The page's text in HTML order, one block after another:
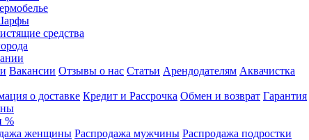
средства
Вакансии Отзывы о нас Статьи Арендодателям Аквачистка
о доставке Кредит и Рассрочка Обмен и возврат Гарантия
%
женщины Распродажа мужчины Распродажа подростки